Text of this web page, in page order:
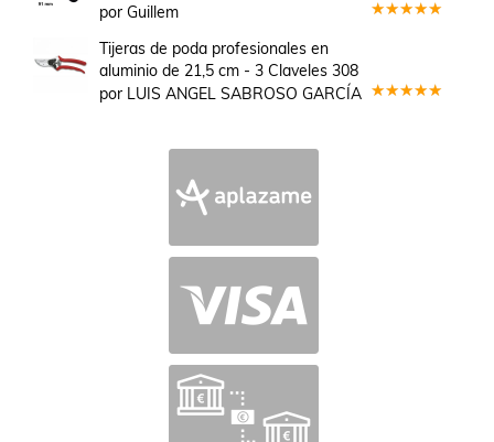
por Guillem
Tijeras de poda profesionales en
aluminio de 21,5 cm - 3 Claveles 308
por LUIS ANGEL SABROSO GARCÍA